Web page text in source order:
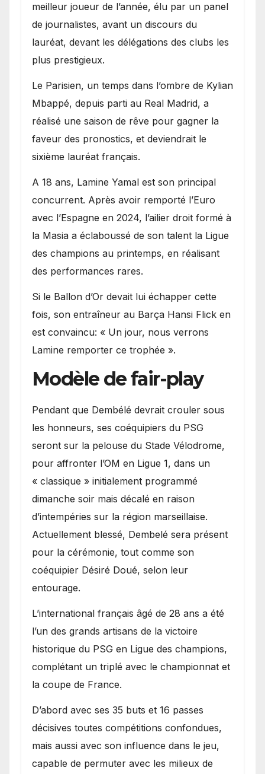
meilleur joueur de l’année, élu par un panel
de journalistes, avant un discours du
lauréat, devant les délégations des clubs les
plus prestigieux.
Le Parisien, un temps dans l’ombre de Kylian
Mbappé, depuis parti au Real Madrid, a
réalisé une saison de rêve pour gagner la
faveur des pronostics, et deviendrait le
sixième lauréat français.
A 18 ans, Lamine Yamal est son principal
concurrent. Après avoir remporté l’Euro
avec l’Espagne en 2024, l’ailier droit formé à
la Masia a éclaboussé de son talent la Ligue
des champions au printemps, en réalisant
des performances rares.
Si le Ballon d’Or devait lui échapper cette
fois, son entraîneur au Barça Hansi Flick en
est convaincu: « Un jour, nous verrons
Lamine remporter ce trophée ».
Modèle de fair-play
Pendant que Dembélé devrait crouler sous
les honneurs, ses coéquipiers du PSG
seront sur la pelouse du Stade Vélodrome,
pour affronter l’OM en Ligue 1, dans un
« classique » initialement programmé
dimanche soir mais décalé en raison
d’intempéries sur la région marseillaise.
Actuellement blessé, Dembelé sera présent
pour la cérémonie, tout comme son
coéquipier Désiré Doué, selon leur
entourage.
L’international français âgé de 28 ans a été
l’un des grands artisans de la victoire
historique du PSG en Ligue des champions,
complétant un triplé avec le championnat et
la coupe de France.
D’abord avec ses 35 buts et 16 passes
décisives toutes compétitions confondues,
mais aussi avec son influence dans le jeu,
capable de permuter avec les milieux de